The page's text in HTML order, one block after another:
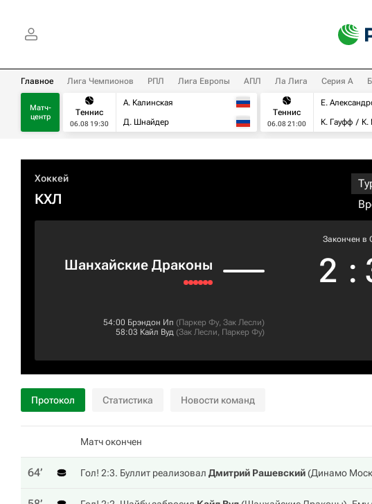
Главное Лига Чемпионов РПЛ Лига Европы АПЛ Ла Лига Серия А
Матч-
центр
Теннис
06.08 19:30
А. Калинская
Д. Шнайдер
Теннис
06.08 21:00
Е.
К. Гауфф
К.
Хоккей
КХЛ
Шанхайские Драконы
Закончен в
2 :
54:00 Брэндон Ип (Паркер Фу, Зак Лесли)
58:03 Кайл Вуд (Зак Лесли, Паркер Фу)
Протокол Статистика Новости команд
Матч окончен
64‎’‎ Гол! 2:3. Буллит реализовал Дмитрий Рашевский(Динамо